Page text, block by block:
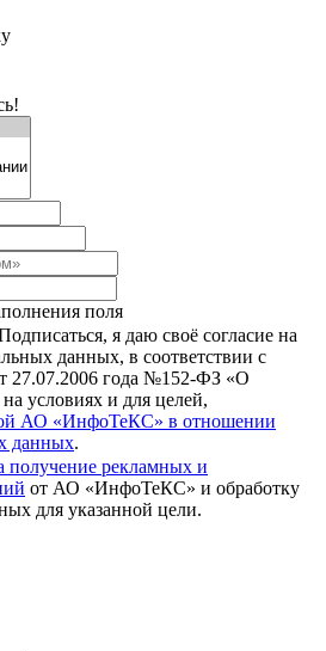
поля
я даю своё согласие на
данных, в соответствии с
27.07.2006 года №152-ФЗ «О
условиях и для целей,
АО «ИнфоТеКС» в отношении
данных.
получение рекламных и
от АО «ИнфоТеКС» и обработку
для указанной цели.